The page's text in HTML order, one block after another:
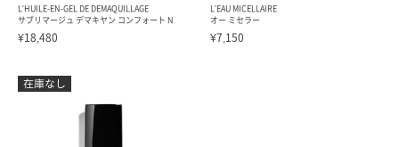
L'HUILE-EN-GEL DE DEMAQUILLAGE
サブリマージュ デマキヤン コンフォート N
¥18,480
L'EAU MICELLAIRE
オー ミセラー
¥7,150